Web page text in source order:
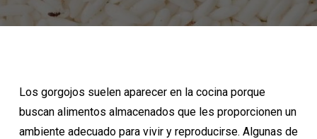
Los gorgojos suelen aparecer en la cocina porque
buscan alimentos almacenados que les proporcionen un
ambiente adecuado para vivir y reproducirse. Algunas de